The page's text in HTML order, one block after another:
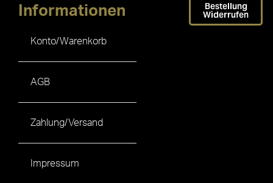
Informationen
Konto/Warenkorb
AGB
Zahlung/Versand
Impressum
Bestellung
Widerrufen